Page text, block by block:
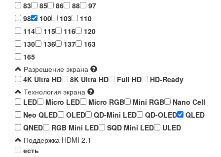
83
85 86 88
97
98
100 103
110
114
115 116
120
130
136 137
163
165
Разрешение экрана
4K Ultra HD
8K Ultra HD Full HD
HD-Ready
Технология экрана
LED
Micro LED Micro RGB Mini RGB
Nano Cell
Neo QLED
OLED QD-Mini LED QD-OLED
QLED
QNED
RGB Mini LED SQD Mini LED
ULED
Поддержка HDMI 2.1
есть